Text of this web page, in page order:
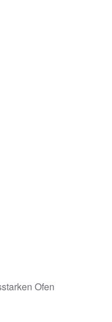
Ofen